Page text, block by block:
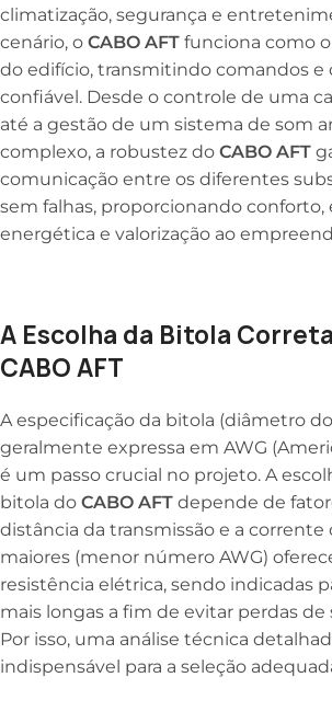
climatização, segurança e
cenário, o CABO AFT funciona como
do edifício, transmitindo comandos e
confiável. Desde o controle de uma
até a gestão de um sistema de som
complexo, a robustez do CABO AFT
comunicação entre os diferentes
sem falhas, proporcionando conforto,
energética e valorização ao
A Escolha da Bitola
CABO AFT
A especificação da bitola (diâmetro
geralmente expressa em AWG
é um passo crucial no projeto. A
bitola do CABO AFT depende de
distância da transmissão e a corrente
maiores (menor número AWG)
resistência elétrica, sendo indicadas
mais longas a fim de evitar perdas de
Por isso, uma análise técnica
indispensável para a seleção